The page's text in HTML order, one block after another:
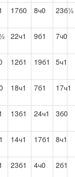
17б0 8ч0 23б½
22ч1 9б1 7ч0
12б1 19б1 5ч1
18ч1 7б1 17ч1
13б1 24ч1 3б0
14ч1 17б1 8ч1
23б1 4ч0 2б1